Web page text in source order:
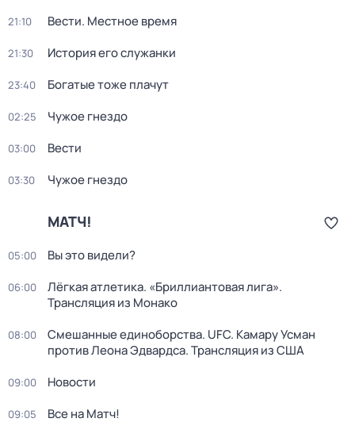
21:10 Вести. Местное время
21:30 История его служанки
23:40 Богатые тоже плачут
02:25 Чужое гнездо
03:00 Вести
03:30 Чужое гнездо
МАТЧ!
05:00 Вы это видели?
06:00
Лёгкая атлетика. «Бриллиантовая лига».
Трансляция из Монако
08:00
Смешанные единоборства. UFC. Камару Усман
против Леона Эдвардса. Трансляция из США
09:00 Новости
09:05 Все на Матч!